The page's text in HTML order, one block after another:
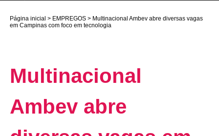
Página inicial EMPREGOS
Multinacional Ambev abre diversas vagas
em Campinas com foco em tecnologia
Multinacional
Ambev abre